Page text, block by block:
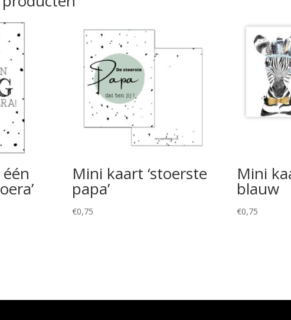
één Mini kaart ‘stoerste
papa’
€0,75
Mini
blauw
€0,75